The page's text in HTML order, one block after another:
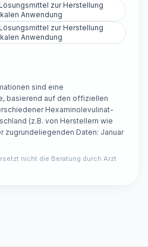
zur Herstellung
Anwendung
zur Herstellung
Anwendung
sind eine
basierend auf den offiziellen
Hexaminolevulinat-
(z.B. von Herstellern wie
zugrundeliegenden Daten: Januar
nicht die Beratung durch Arzt